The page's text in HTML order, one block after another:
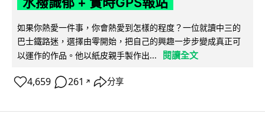
如果你熱愛一件事，你會熱愛到怎樣的程度？一位就讀中三的
巴士鐵路迷，選擇由零開始，把自己的興趣一步步變成真正可
以運作的作品。他以紙皮親手製作出...
閱讀全文
4,659 261 ↗ 分享